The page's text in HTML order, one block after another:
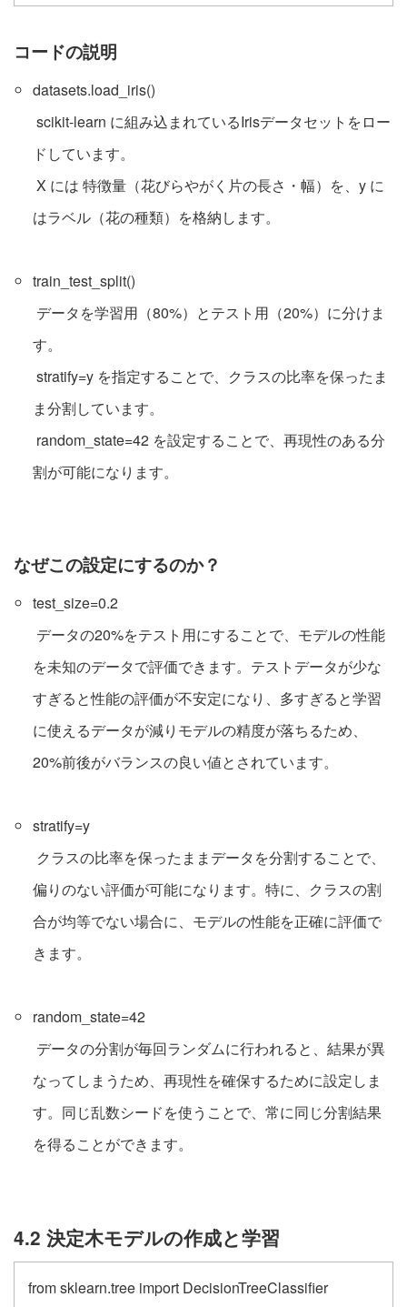
コードの説明
datasets.load_iris()
scikit-learn に組み込まれているIrisデータセットをロー
ドしています。
X には 特徴量（花びらやがく片の長さ・幅）を、y に
はラベル（花の種類）を格納します。
train_test_split()
データを学習用（80%）とテスト用（20%）に分けま
す。
stratify=y を指定することで、クラスの比率を保ったま
ま分割しています。
random_state=42 を設定することで、再現性のある分
割が可能になります。
なぜこの設定にするのか？
test_size=0.2
データの20%をテスト用にすることで、モデルの性能
を未知のデータで評価できます。テストデータが少な
すぎると性能の評価が不安定になり、多すぎると学習
に使えるデータが減りモデルの精度が落ちるため、
20%前後がバランスの良い値とされています。
stratify=y
クラスの比率を保ったままデータを分割することで、
偏りのない評価が可能になります。特に、クラスの割
合が均等でない場合に、モデルの性能を正確に評価で
きます。
random_state=42
データの分割が毎回ランダムに行われると、結果が異
なってしまうため、再現性を確保するために設定しま
す。同じ乱数シードを使うことで、常に同じ分割結果
を得ることができます。
4.2 決定木モデルの作成と学習
from sklearn.tree import DecisionTreeClassifier